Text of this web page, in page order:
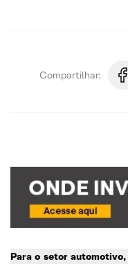
Compartilhar:
Para o setor automotivo,